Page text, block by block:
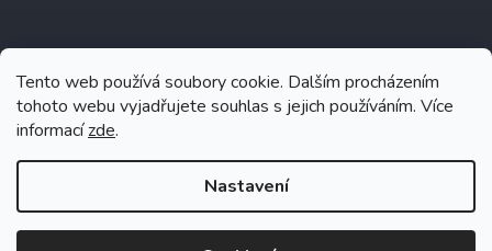
Tento web používá soubory cookie. Dalším procházením
tohoto webu vyjadřujete souhlas s jejich používáním. Více
informacízde.
Nastavení
Sledovat na Instagramu